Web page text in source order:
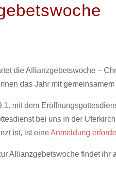
die Allianzgebetswoche –
das Jahr mit gemeinsamem
mit dem
bei uns in der
ist, ist eineAnmeldung
Allianzgebetswoche findet ihr